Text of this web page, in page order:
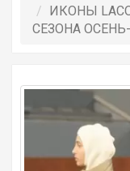
ИКОНЫ
СЕЗОНА